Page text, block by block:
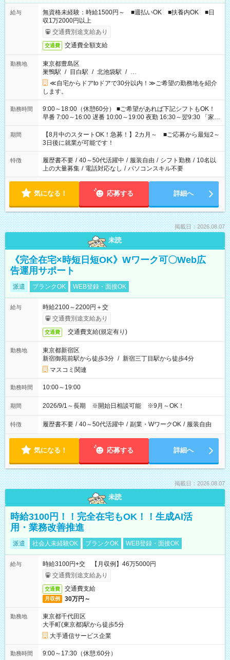
給与
無資格未経験：時給1500円～ ■週払いOK ■扶養内OK ■日
収1万2000円以上
交通費別途支給あり
交通費 交通費全額支給
勤務地
東京都豊島区
巣鴨駅 / 目白駅 / 北池袋駅 / …
≪自宅からドアtoドアで30分以内！≫ご希望の勤務地を紹介
します。
勤務時間
9:00～18:00（休憩60分） ■ご希望があれば下記シフトもOK！
早番 7:00～16:00 遅番 10:00～19:00 夜勤 16:30～翌9:30 「家族
と休みを合わせたい」 「余裕を持って夕飯の準備がしたい」
「できれば残業はしたくない」 など、ご希望を教えてください
ね。 ※Wワーク希望の方へ 今ご覧のお仕事で希望する勤務時間
と、もう1つのお仕事の勤務時間。 合計で週40時間を超える場
合は応募できません。
期間
【8月中のスタートOK！急募！】2カ月～ ■ご応募から最短2～
3日後に就業が可能です！
特徴 履歴書不要 / 40～50代活躍中 / 服装自由 / シフト勤務 / 10名以
上の大量募集 / 電話対応なし / パソコンスキル不要
気になる！ 応募する 詳細へ
掲載日：2026.08.07
未読
《完全在宅×時短日短OK》Wワーク可〇Web広
告運用サポート
派遣 ブランクOK WEB登録・面接OK
給与
時給2100～2200円＋交
交通費別途支給あり
交通費 交通費支給(規定有り)
勤務地
東京都新宿区
新宿御苑前駅から徒歩3分 / 新宿三丁目駅から徒歩4分
マスコミ関連
勤務時間 10:00～19:00
期間 2026/9/1～長期 ※開始日相談可能 ※9月～OK！
特徴 履歴書不要 / 40～50代活躍中 / 副業・WワークOK / 服装自由
気になる！ 応募する 詳細へ
掲載日：2026.08.07
未読
時給3100円！！完全在宅もOK！！生成AI活
用・業務改善推進
派遣 社会人未経験OK ブランクOK WEB登録・面接OK
給与
時給3100円+交 【月収例】46万5000円
交通費別途支給あり
交通費 交通費支給
月収例 30万円～
勤務地
東京都千代田区
大手町(東京都)駅から徒歩5分
大手通信サービス企業
勤務時間 9:00～17:30（休憩:60分）